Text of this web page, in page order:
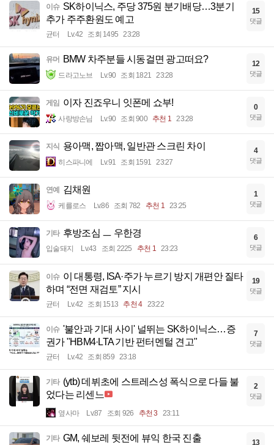
이슈 SK하이닉스, 주당 375원 분기배당…3분기
추가 주주환원도 예고
균터 Lv.42 조회 1495 23:28
15
댓글
유머 BMW 차주분들 시동걸면 광고떠요?
드라고노브 Lv.90 조회 1821 23:28
12
댓글
게임 이자 진죠우니 잇폰메 쇼부!
사랑방손님 Lv.90 조회 900 추천 1 23:28
0
댓글
지식 용아맥, 짭아맥, 일반관 스크린 차이
히스파니에 Lv.91 조회 1591 23:27
4
댓글
연예 김채원
케를로스 Lv.86 조회 782 추천 1 23:25
1
댓글
기타 후방조심 ㅡ 우한경
입술돼지 Lv.43 조회 2225 추천 1 23:23
6
댓글
이슈 이 대통령, ISA·주가 누르기 방지 개편안 질타
하며 “전면 재검토” 지시
균터 Lv.42 조회 1513 추천 4 23:22
19
댓글
이슈 '불안과 기대 사이' 널뛰는 SK하이닉스…증
권가 "HBM4·LTA 기반 펀터멘털 견고"
균터 Lv.42 조회 859 23:18
7
댓글
기타 (ytb) 데뷔초에 스트레스성 폭식으로 다들 불
었다는 리센느
옆사마 Lv.87 조회 926 추천 3 23:11
2
댓글
기타 GM, 쉐보레 뒷전에 뷰익 한국 진출 13